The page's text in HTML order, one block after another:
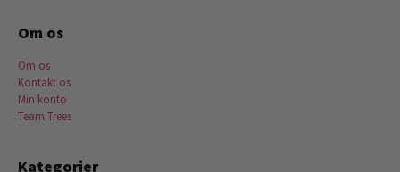
Om os
Om os
Kontakt os
Min konto
Team Trees
Kategorier